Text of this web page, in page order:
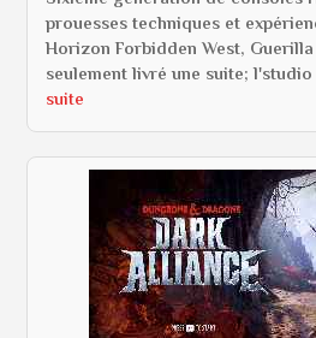
prouesses techniques et
Horizon Forbidden West,
seulement livré une suite;
suite